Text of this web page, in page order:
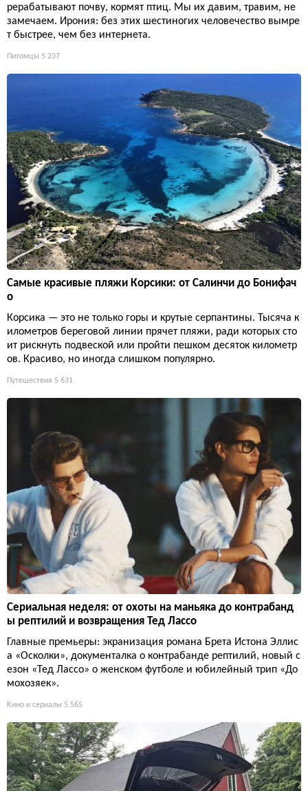
рерабатывают почву, кормят птиц. Мы их давим, травим, не
замечаем. Ирония: без этих шестиногих человечество вымре
т быстрее, чем без интернета.
Питомцы 5 237
Самые красивые пляжи Корсики: от Салинчи до Бонифач
о
Корсика — это не только горы и крутые серпантины. Тысяча к
илометров береговой линии прячет пляжи, ради которых сто
ит рискнуть подвеской или пройти пешком десяток километр
ов. Красиво, но иногда слишком популярно.
Путешествия 5 631
Сериальная неделя: от охоты на маньяка до контрабанд
ы рептилий и возвращения Тед Лассо
Главные премьеры: экранизация романа Брета Истона Эллис
а «Осколки», документалка о контрабанде рептилий, новый с
езон «Тед Лассо» о женском футболе и юбилейный трип «До
мохозяек».
Кино и сериалы 5 565